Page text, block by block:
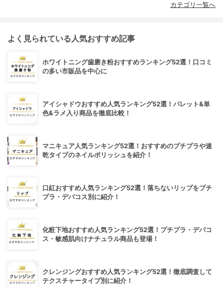
カテゴリ一覧へ
よく見られている人気おすすめ記事
ホワイトニング歯磨き粉おすすめランキング52選！口コミ
の多い市販品を中心に
アイシャドウおすすめ人気ランキング52選！パレット&単
色&ラメ入り商品を徹底比較！
マニキュア人気ランキング52選！おすすめのプチプラや速
乾タイプのネイルポリッシュを紹介！
口紅おすすめ人気ランキング52選！落ちないリップをプチ
プラ・デパコス別に紹介！
化粧下地おすすめ人気ランキング52選！プチプラ・デパコ
ス・敏感肌向けナチュラル商品も登場！
クレンジングおすすめ人気ランキング52選！徹底調査して
テクスチャータイプ別に紹介！